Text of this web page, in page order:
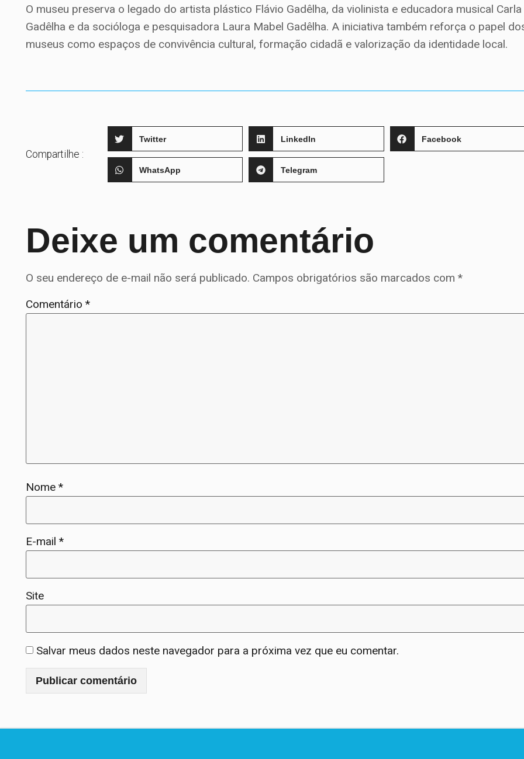
O museu preserva o legado do artista plástico Flávio Gadêlha, da violinista e educadora musical Carla
Gadêlha e da socióloga e pesquisadora Laura Mabel Gadêlha. A iniciativa também reforça o papel
museus como espaços de convivência cultural, formação cidadã e valorização da identidade local.
Compartilhe :
Twitter LinkedIn Facebook
WhatsApp Telegram
Deixe um comentário
O seu endereço de e-mail não será publicado. Campos obrigatórios são marcados com*
Comentário*
Nome*
E-mail*
Site
Salvar meus dados neste navegador para a próxima vez que eu comentar.